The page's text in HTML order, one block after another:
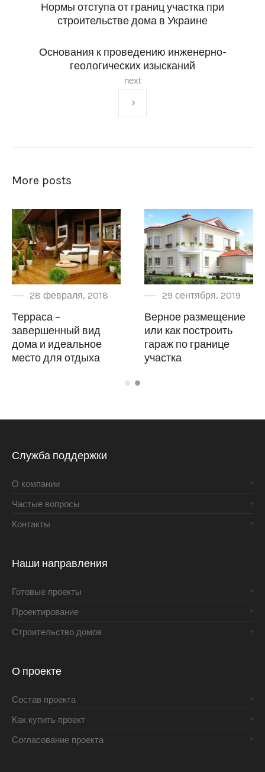
Нормы отступа от границ участка при
строительстве дома в Украине
Основания к проведению инженерно-
геологических изысканий
next
More posts
28 февраля, 2018
Терраса –
завершенный вид
дома и идеальное
место для отдыха
29 сентября, 2019
Верное
или как построить
гараж по границе
участка
Служба поддержки
О компании
Частые вопросы
Контакты
Наши направления
Готовые проекты
Проектирование
Строительство домов
О проекте
Состав проекта
Как купить проект
Согласование проекта